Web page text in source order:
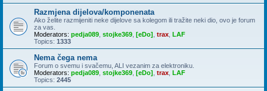
Razmjena dijelova/komponenata
Ako želite razmijeniti neke dijelove sa kolegom ili tražite neki dio, ovo je forum
za vas.
Moderators: pedja089 stojke369 [eDo] trax LAF
Topics: 1333
Nema čega nema
Forum o svemu i svačemu, ALI vezanim za elektroniku.
Moderators: pedja089 stojke369 [eDo] trax LAF
Topics: 2445